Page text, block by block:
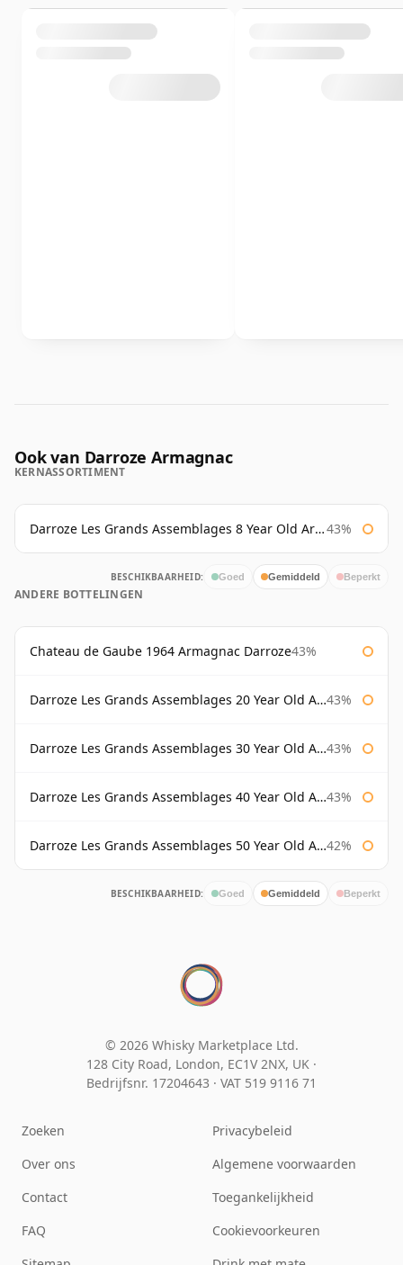
Ook van Darroze Armagnac
KERNASSORTIMENT
Darroze Les Grands Assemblages 8 Year Old Armagnac 43%
BESCHIKBAARHEID: Goed Gemiddeld Beperkt
ANDERE BOTTELINGEN
Chateau de Gaube 1964 Armagnac Darroze43%
Darroze Les Grands Assemblages 20 Year Old Armagnac 43%
Darroze Les Grands Assemblages 30 Year Old Armagnac 43%
Darroze Les Grands Assemblages 40 Year Old Armagnac 43%
Darroze Les Grands Assemblages 50 Year Old Armagnac 42%
BESCHIKBAARHEID: Goed Gemiddeld Beperkt
© 2026 Whisky Marketplace Ltd.
128 City Road, London, EC1V 2NX, UK ·
Bedrijfsnr. 17204643 · VAT 519 9116 71
Zoeken
Over ons
Contact
FAQ
Privacybeleid
Algemene voorwaarden
Toegankelijkheid
Cookievoorkeuren